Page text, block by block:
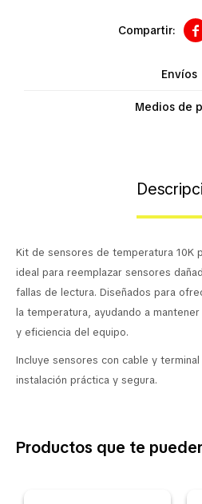

Envíos
Medios de
Kit de sensores de temperatura 10K
ideal para reemplazar sensores
fallas de lectura. Diseñados para
la temperatura, ayudando a
y eficiencia del equipo.
Incluye sensores con cable y
instalación práctica y segura.
Productos que te